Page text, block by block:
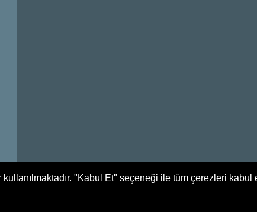
"Kabul Et" seçeneği ile tüm çerezleri